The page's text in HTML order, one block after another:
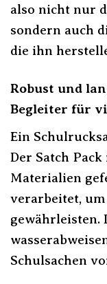
also nicht nur
sondern auch
die ihn
Robust und
Begleiter für
Ein
Der Satch
Materialien
verarbeitet, um
gewährleisten.
Schulsachen